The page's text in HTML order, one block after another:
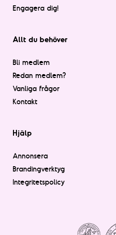
Engagera dig!
Allt du behöver
Bli medlem
Redan medlem?
Vanliga frågor
Kontakt
Hjälp
Annonsera
Brandingverktyg
Integritetspolicy